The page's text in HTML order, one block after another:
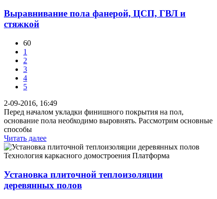
Выравнивание пола фанерой, ЦСП, ГВЛ и
стяжкой
60
1
2
3
4
5
2-09-2016, 16:49
Перед началом укладки финишного покрытия на пол,
основание пола необходимо выровнять. Рассмотрим основные
способы
Читать далее
Технология каркасного домостроения Платформа
Установка плиточной теплоизоляции
деревянных полов